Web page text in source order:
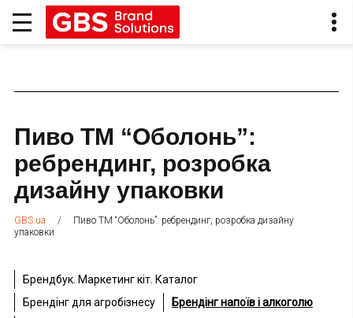
Пиво ТМ “Оболонь”:
ребрендинг, розробка
дизайну упаковки
GBS.ua /
Пиво ТМ “Оболонь”: ребрендинг, розробка дизайну
упаковки
Брендбук. Маркетинг кіт. Каталог
Брендінг для агробізнесу
Брендінг напоїв і алкоголю